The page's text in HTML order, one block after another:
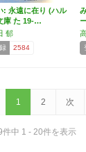
: 永遠に在り (ハル
庫 た 19-…
郁
2584
1 2 次
件中 1 - 20件を表示